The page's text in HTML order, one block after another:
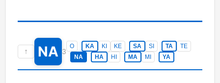
↑ NA 3
O KA KI KE SA SI TA
TE
NA
HA HI MA MI YA